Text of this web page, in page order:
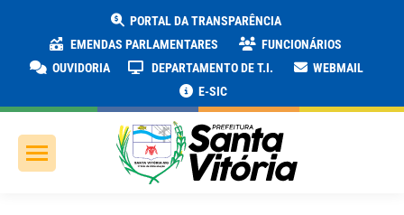
PORTAL DA TRANSPARÊNCIA
EMENDAS PARLAMENTARES
FUNCIONÁRIOS
OUVIDORIA
DEPARTAMENTO DE T.I.
WEBMAIL
E-SIC